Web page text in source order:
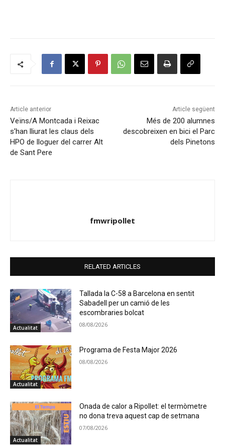
Article anterior
Veïns/A Montcada i Reixac
s’han lliurat les claus dels
HPO de lloguer del carrer Alt
de Sant Pere
Article següent
Més de 200 alumnes
descobreixen en bici el Parc
dels Pinetons
fmwripollet
RELATED ARTICLES
Actualitat
Tallada la C-58 a Barcelona en sentit
Sabadell per un camió de les
escombraries bolcat
08/08/2026
Actualitat
Programa de Festa Major 2026
08/08/2026
Actualitat
Onada de calor a Ripollet: el termòmetre
no dona treva aquest cap de setmana
07/08/2026